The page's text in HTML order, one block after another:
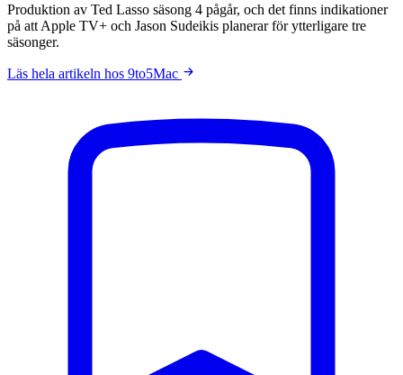
Produktion av Ted Lasso säsong 4 pågår, och det finns indikationer
på att Apple TV+ och Jason Sudeikis planerar för ytterligare tre
säsonger.
Läs hela artikeln hos 9to5Mac